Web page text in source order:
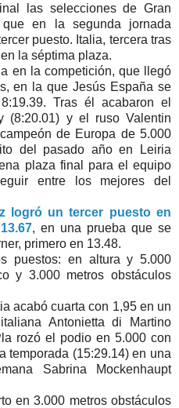
las selecciones de Gran
en la segunda jornada
puesto. Italia, tercera tras
la séptima plaza.
en la competición, que llegó
en la que Jesús España se
Tras él acabaron el
(8:20.01) y el ruso Valentin
de Europa de 5.000
del pasado año en Leiria
plaza final para el equipo
entre los mejores del
logró un tercer puesto en
, en una prueba que se
primero en 13.48.
puestos: en altura y 5.000
y 3.000 metros obstáculos
acabó cuarta con 1,95 en un
Antonietta di Martino
rozó el podio en 5.000 con
temporada (15:29.14) en una
Sabrina Mockenhaupt
en 3.000 metros obstáculos